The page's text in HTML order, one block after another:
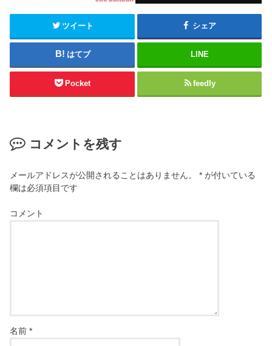
ツイート シェア
はてブ LINE
Pocket feedly
コメントを残す
メールアドレスが公開されることはありません。 * が付いている
欄は必須項目です
コメント
名前*